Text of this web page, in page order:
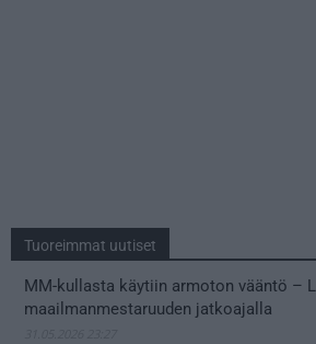
Tuoreimmat uutiset
MM-kullasta käytiin armoton vääntö –
maailmanmestaruuden jatkoajalla